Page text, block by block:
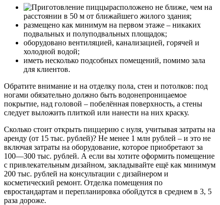
расположено не ближе, чем на
расстоянии в 50 м от ближайшего жилого здания;
размещено как минимум на первом этаже – никаких
подвальных и полуподвальных площадок;
оборудовано вентиляцией, канализацией, горячей и
холодной водой;
иметь несколько подсобных помещений, помимо зала
для клиентов.
Обратите внимание и на отделку пола, стен и потолков: под
ногами обязательно должно быть водонепроницаемое
покрытие, над головой – побелённая поверхность, а стены
следует выложить плиткой или нанести на них краску.
Сколько стоит открыть пиццерию с нуля, учитывая затраты на
аренду (от 15 тыс. рублей)? Не менее 1 млн рублей – и это не
включая затраты на оборудование, которое приобретают за
100—300 тыс. рублей. А если вы хотите оформить помещение
с привлекательным дизайном, закладывайте ещё как минимум
200 тыс. рублей на консультации с дизайнером и
косметический ремонт. Отделка помещения по
евростандартам и перепланировка обойдутся в среднем в 3, 5
раза дороже.